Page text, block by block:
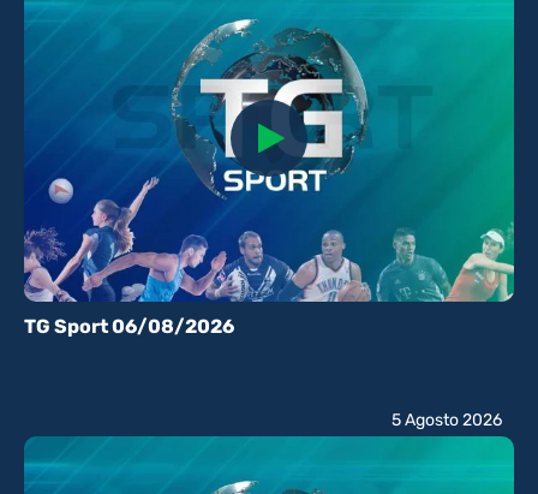
TG Sport 06/08/2026
5 Agosto 2026